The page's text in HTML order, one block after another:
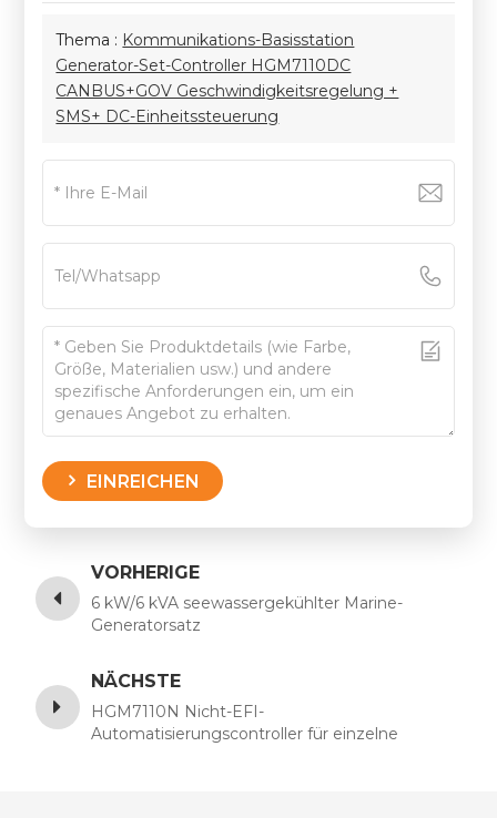
Thema : Kommunikations-Basisstation
Generator-Set-Controller HGM7110DC
CANBUS+GOV Geschwindigkeitsregelung +
SMS+ DC-Einheitssteuerung
EINREICHEN
VORHERIGE
6 kW/6 kVA seewassergekühlter Marine-
Generatorsatz
NÄCHSTE
HGM7110N Nicht-EFI-
Automatisierungscontroller für einzelne